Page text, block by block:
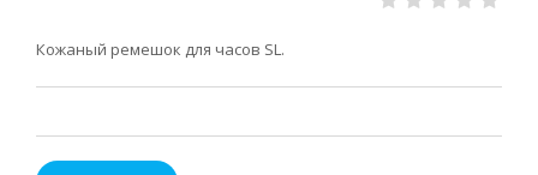
Кожаный ремешок для часов SL.